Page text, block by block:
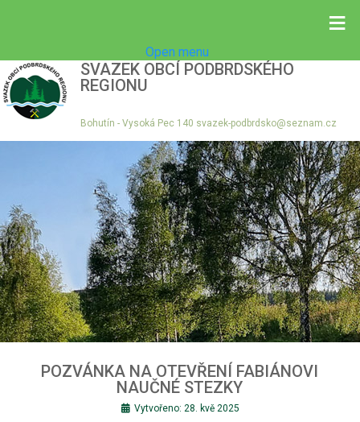
≡
Open menu
SVAZEK OBCÍ PODBRDSKÉHO
REGIONU
Bohutín - Vysoká Pec 140 svazek-podbrdsko@seznam.cz
POZVÁNKA NA OTEVŘENÍ FABIÁNOVI
NAUČNÉ STEZKY
Vytvořeno: 28. kvě 2025